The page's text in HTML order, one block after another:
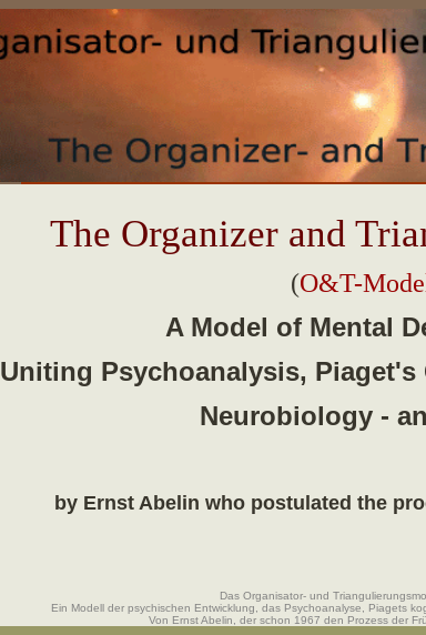
The Organizer and
(O&T-
A Model of Mental
Uniting Psychoanalysis,
Neurobiology -
by Ernst Abelin who postulated the
Das Organisator- und
Ein Modell der psychischen Entwicklung, das Psychoanalyse, Piagets
Von Ernst Abelin, der schon 1967 den Prozess der